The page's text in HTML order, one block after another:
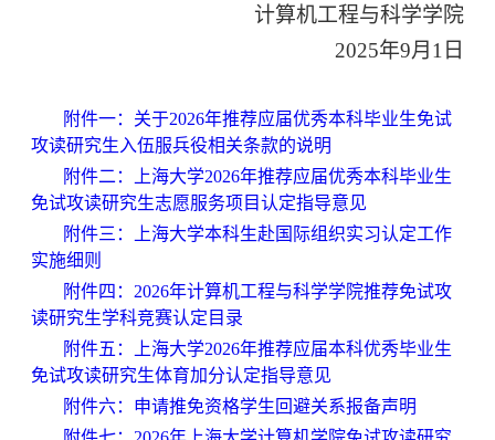
计算机工程与科学学院
2025年9月 1 日
附件一：关于2026年推荐应届优秀本科毕业生免试
攻读研究生入伍服兵役相关条款的说明
附件二：上海大学2026年推荐应届优秀本科毕业生
免试攻读研究生志愿服务项目认定指导意见
附件三：上海大学本科生赴国际组织实习认定工作
实施细则
附件四： 2026年计算机工程与科学学院推荐免试攻
读研究生学科竞赛认定目录
附件五：上海大学2026年推荐应届本科优秀毕业生
免试攻读研究生体育加分认定指导意见
附件六：申请推免资格学生回避关系报备声明